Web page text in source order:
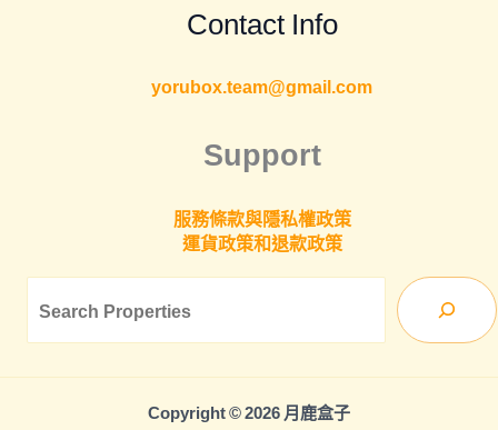
Contact Info
yorubox.team@gmail.com
Support
服務條款與隱私權政策
運貨政策和退款政策
Copyright © 2026 月鹿盒子